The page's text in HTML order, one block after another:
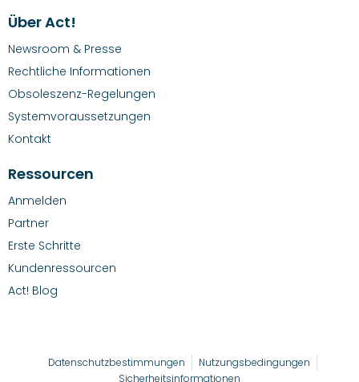
Über Act!
Newsroom & Presse
Rechtliche Informationen
Obsoleszenz-Regelungen
Systemvoraussetzungen
Kontakt
Ressourcen
Anmelden
Partner
Erste Schritte
Kundenressourcen
Act! Blog
Datenschutzbestimmungen
Nutzungsbedingungen
Sicherheitsinformationen